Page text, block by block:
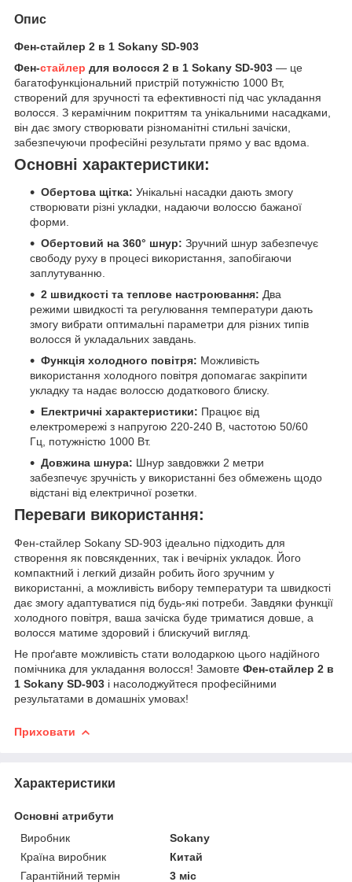
Опис
Фен-стайлер 2 в 1 Sokany SD-903
Фен-стайлер для волосся 2 в 1 Sokany SD-903 — це
багатофункціональний пристрій потужністю 1000 Вт,
створений для зручності та ефективності під час укладання
волосся. З керамічним покриттям та унікальними насадками,
він дає змогу створювати різноманітні стильні зачіски,
забезпечуючи професійні результати прямо у вас вдома.
Основні характеристики:
Обертова щітка: Унікальні насадки дають змогу
створювати різні укладки, надаючи волоссю бажаної
форми.
Обертовий на 360° шнур: Зручний шнур забезпечує
свободу руху в процесі використання, запобігаючи
заплутуванню.
2 швидкості та теплове настроювання: Два
режими швидкості та регулювання температури дають
змогу вибрати оптимальні параметри для різних типів
волосся й укладальних завдань.
Функція холодного повітря: Можливість
використання холодного повітря допомагає закріпити
укладку та надає волоссю додаткового блиску.
Електричні характеристики: Працює від
електромережі з напругою 220-240 В, частотою 50/60
Гц, потужністю 1000 Вт.
Довжина шнура: Шнур завдовжки 2 метри
забезпечує зручність у використанні без обмежень щодо
відстані від електричної розетки.
Переваги використання:
Фен-стайлер Sokany SD-903 ідеально підходить для
створення як повсякденних, так і вечірніх укладок. Його
компактний і легкий дизайн робить його зручним у
використанні, а можливість вибору температури та швидкості
дає змогу адаптуватися під будь-які потреби. Завдяки функції
холодного повітря, ваша зачіска буде триматися довше, а
волосся матиме здоровий і блискучий вигляд.
Не проґавте можливість стати володаркою цього надійного
помічника для укладання волосся! Замовте Фен-стайлер 2 в
1 Sokany SD-903 і насолоджуйтеся професійними
результатами в домашніх умовах!
Приховати
Характеристики
Основні атрибути
Виробник
Sokany
Країна виробник
Китай
Гарантійний термін
3 міс